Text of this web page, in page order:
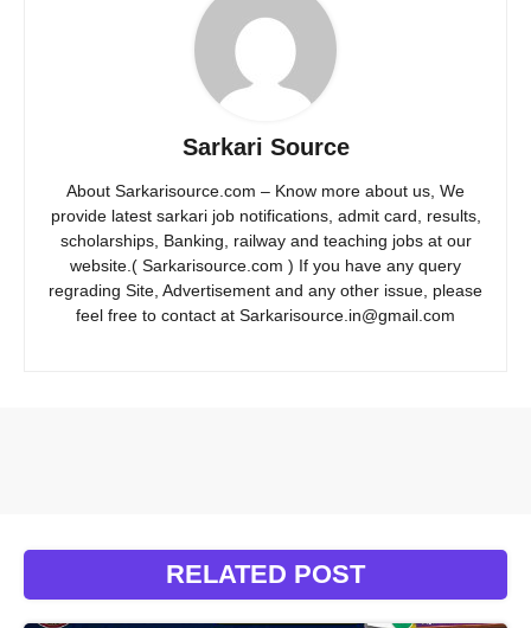
Sarkari Source
About Sarkarisource.com – Know more about us, We
provide latest sarkari job notifications, admit card, results,
scholarships, Banking, railway and teaching jobs at our
website.( Sarkarisource.com ) If you have any query
regrading Site, Advertisement and any other issue, please
feel free to contact at Sarkarisource.in@gmail.com
RELATED POST